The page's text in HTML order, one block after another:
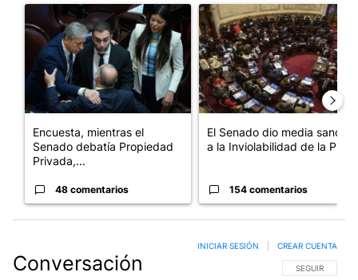
Un artículo de tendencia con el título "Encuesta, mientras el
Encuesta, mientras el
Senado debatía Propiedad
Privada,...
48 comentarios
Un artículo de tendencia con
El Senado dio media sanción
a la Inviolabilidad de la P...
154 comentarios
Conversación SIGA ESTA
SEGUIR
INICIAR SESIÓN CREAR CUENTA